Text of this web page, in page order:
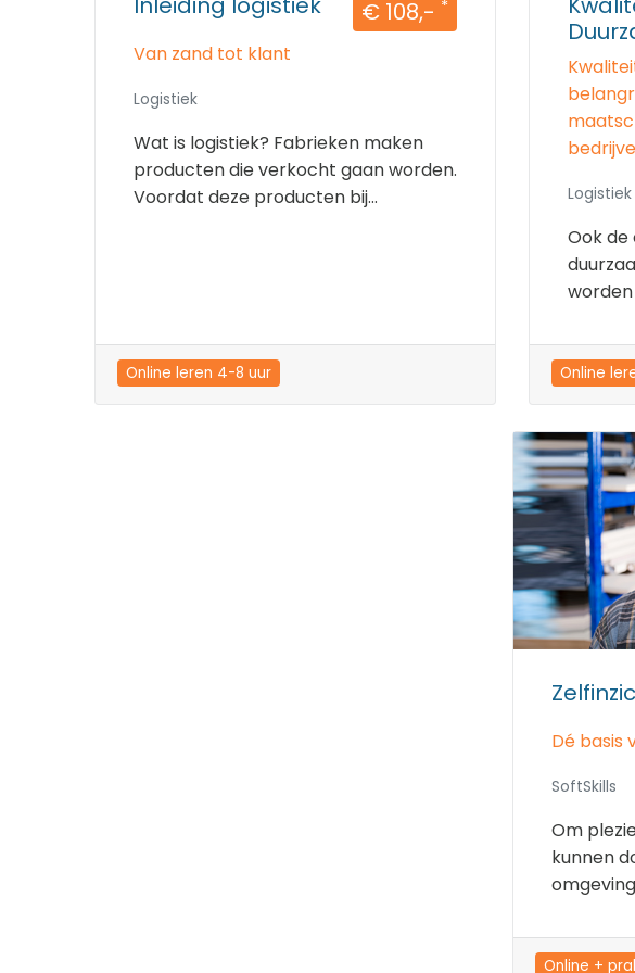
€ 108,- *
Van zand tot klant
Logistiek
Wat is logistiek? Fabrieken maken
producten die verkocht gaan worden.
Voordat deze producten bij...
Online leren 4-8 uur
Logistiek
Ook
Online
Dé basis
SoftSkills
Om
kunnen
Online +